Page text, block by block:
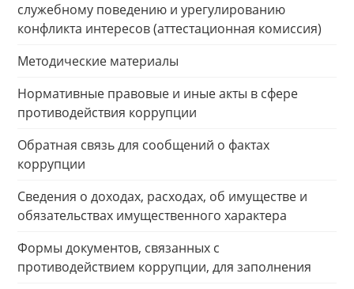
служебному поведению и урегулированию
конфликта интересов (аттестационная комиссия)
Методические материалы
Нормативные правовые и иные акты в сфере
противодействия коррупции
Обратная связь для сообщений о фактах
коррупции
Сведения о доходах, расходах, об имуществе и
обязательствах имущественного характера
Формы документов, связанных с
противодействием коррупции, для заполнения